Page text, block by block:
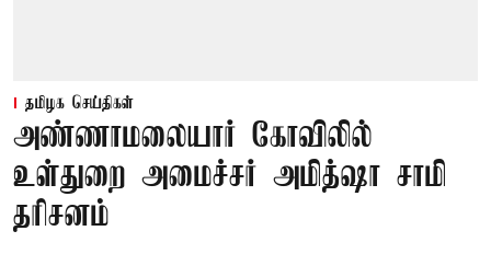
தமிழக செய்திகள்
அண்ணாமலையார் கோவிலில்
உள்துறை அமைச்சர் அமித்ஷா சாமி
தரிசனம்